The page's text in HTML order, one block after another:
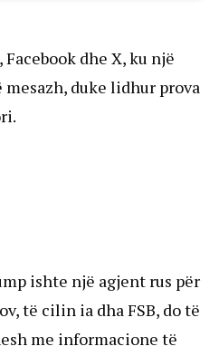
dhe X, ku një
duke lidhur prova
ishte një agjent rus për
të cilin ia dha FSB, do të
me informacione të